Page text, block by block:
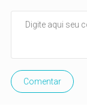
Comentar